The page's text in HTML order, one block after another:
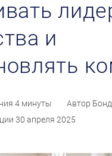
и
4 минуты Автор
30 апреля 2025